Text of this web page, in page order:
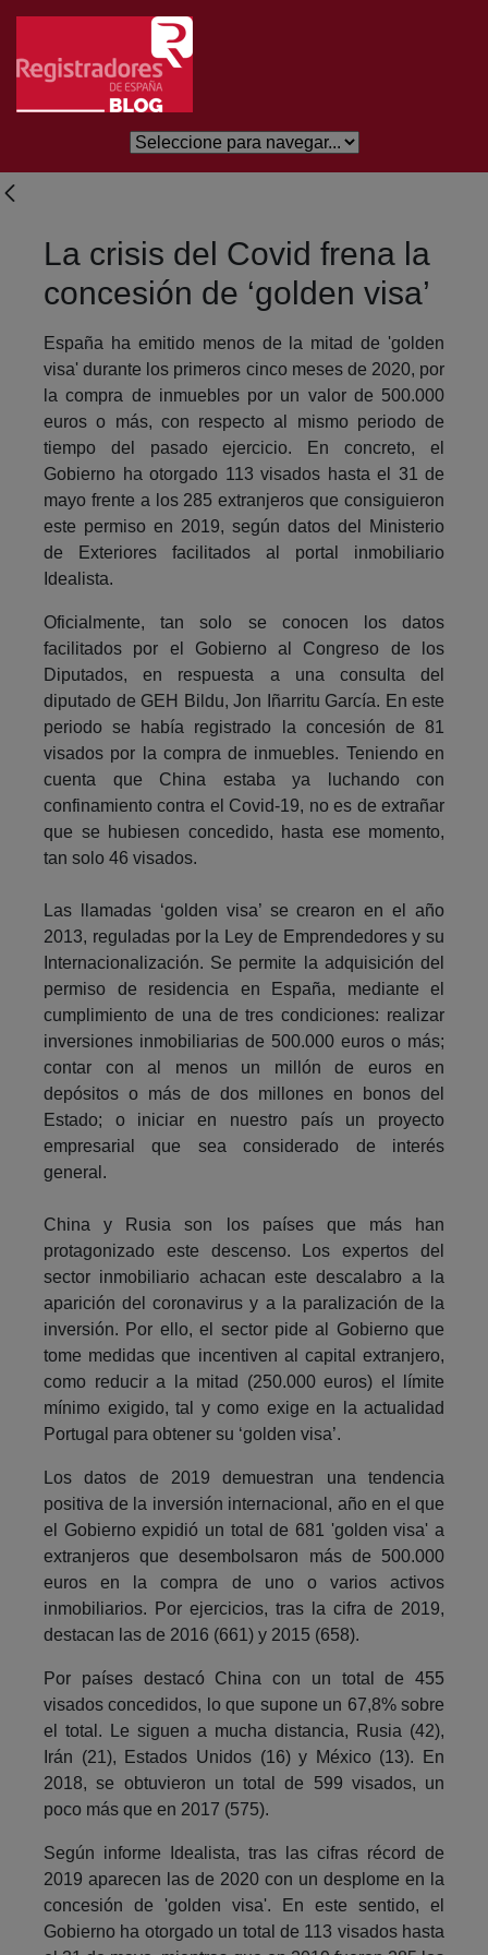
Salta al contingut principal
La crisis del Covid frena la
concesión de ‘golden visa’
España ha emitido menos de la mitad de 'golden
visa' durante los primeros cinco meses de 2020, por
la compra de inmuebles por un valor de 500.000
euros o más, con respecto al mismo periodo de
tiempo del pasado ejercicio. En concreto, el
Gobierno ha otorgado 113 visados hasta el 31 de
mayo frente a los 285 extranjeros que consiguieron
este permiso en 2019, según datos del Ministerio
de Exteriores facilitados al portal inmobiliario
Idealista.
Oficialmente, tan solo se conocen los datos
facilitados por el Gobierno al Congreso de los
Diputados, en respuesta a una consulta del
diputado de GEH Bildu, Jon Iñarritu García. En este
periodo se había registrado la concesión de 81
visados por la compra de inmuebles. Teniendo en
cuenta que China estaba ya luchando con
confinamiento contra el Covid-19, no es de extrañar
que se hubiesen concedido, hasta ese momento,
tan solo 46 visados.
Las llamadas ‘golden visa’ se crearon en el año
2013, reguladas por la Ley de Emprendedores y su
Internacionalización. Se permite la adquisición del
permiso de residencia en España, mediante el
cumplimiento de una de tres condiciones: realizar
inversiones inmobiliarias de 500.000 euros o más;
contar con al menos un millón de euros en
depósitos o más de dos millones en bonos del
Estado; o iniciar en nuestro país un proyecto
empresarial que sea considerado de interés
general.
China y Rusia son los países que más han
protagonizado este descenso. Los expertos del
sector inmobiliario achacan este descalabro a la
aparición del coronavirus y a la paralización de la
inversión. Por ello, el sector pide al Gobierno que
tome medidas que incentiven al capital extranjero,
como reducir a la mitad (250.000 euros) el límite
mínimo exigido, tal y como exige en la actualidad
Portugal para obtener su ‘golden visa’.
Los datos de 2019 demuestran una tendencia
positiva de la inversión internacional, año en el que
el Gobierno expidió un total de 681 'golden visa' a
extranjeros que desembolsaron más de 500.000
euros en la compra de uno o varios activos
inmobiliarios. Por ejercicios, tras la cifra de 2019,
destacan las de 2016 (661) y 2015 (658).
Por países destacó China con un total de 455
visados concedidos, lo que supone un 67,8% sobre
el total. Le siguen a mucha distancia, Rusia (42),
Irán (21), Estados Unidos (16) y México (13). En
2018, se obtuvieron un total de 599 visados, un
poco más que en 2017 (575).
Según informe Idealista, tras las cifras récord de
2019 aparecen las de 2020 con un desplome en la
concesión de 'golden visa'. En este sentido, el
Gobierno ha otorgado un total de 113 visados hasta